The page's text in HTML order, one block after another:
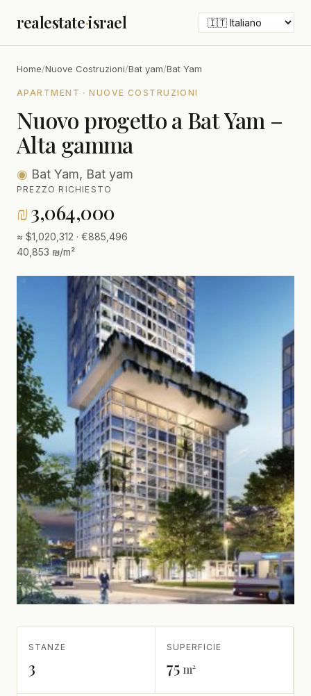
realestate·israel
Home/Nuove Costruzioni/Bat yam/Bat Yam
APARTMENT · NUOVE COSTRUZIONI
Nuovo progetto a Bat Yam –
Alta gamma
◉ Bat Yam, Bat yam
PREZZO RICHIESTO
₪3,064,000
≈ $1,020,312 · €885,496
40,853 ₪/m²
STANZE
3
SUPERFICIE
75 m²